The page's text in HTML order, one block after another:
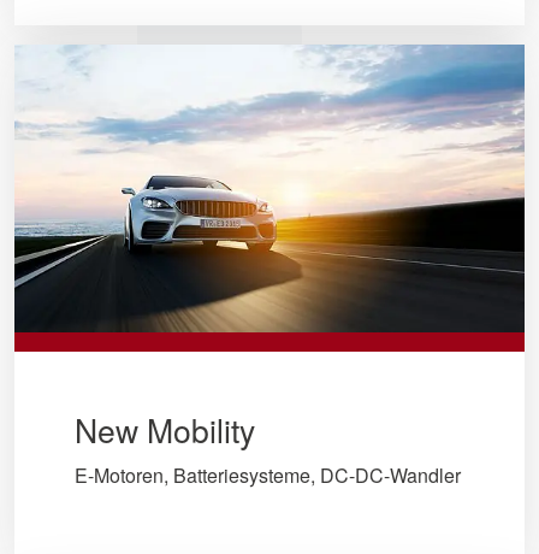
New Mobility
E-Motoren, Batteriesysteme, DC-DC-Wandler